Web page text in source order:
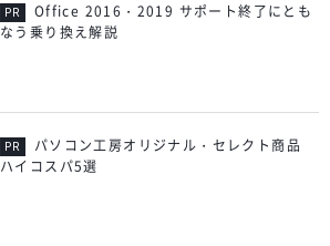
Office 2016・2019 サポート終了にとも
なう乗り換え解説
パソコン工房オリジナル・セレクト商品
ハイコスパ5選